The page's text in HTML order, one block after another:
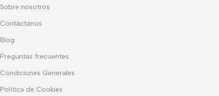
Sobre nosotros
Contáctanos
Blog
Preguntas frecuentes
Condiciones Generales
Política de Cookies